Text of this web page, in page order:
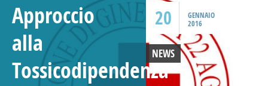
20
GENNAIO
2016
Approccio
alla
Tossicodipendenza
NEWS